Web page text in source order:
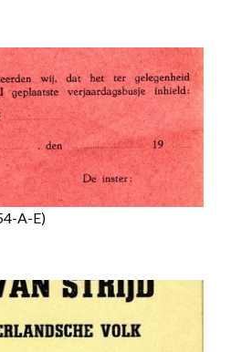
A-E)